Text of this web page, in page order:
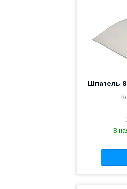
Шпатель
В